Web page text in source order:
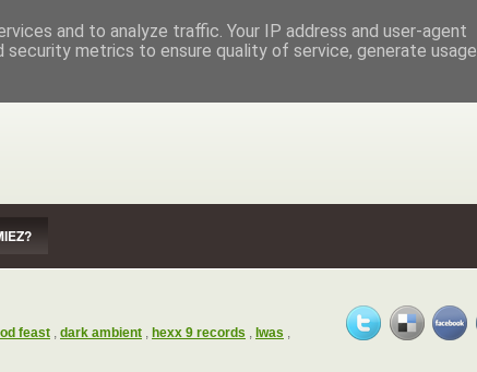
IMPRESSZUM SZERZŐI JOGOK
feast , dark ambient , hexx 9 records , lwas ,
and to analyze traffic. Your IP address and user-agent
security metrics to ensure quality of service, generate usage